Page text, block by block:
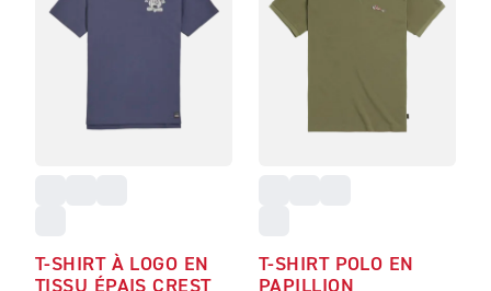
T-SHIRT À LOGO EN
TISSU ÉPAIS CREST
T-SHIRT POLO EN
PAPILLION